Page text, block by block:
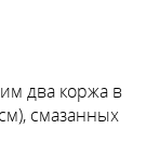
два коржа в
смазанных